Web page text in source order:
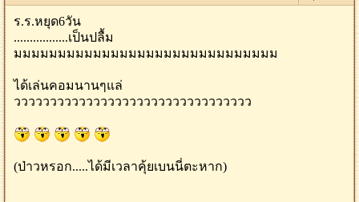
ร.ร.หยุด6วัน
.................เป็นปลื้ม
มมมมมมมมมมมมมมมมมมมมมมมมมมมมมม
ได้เล่นคอมนานๆแล่
ววววววววววววววววววววววววววววววววว
(ป่าวหรอก.....ได้มีเวลาคุ้ยเบนนี่ตะหาก)